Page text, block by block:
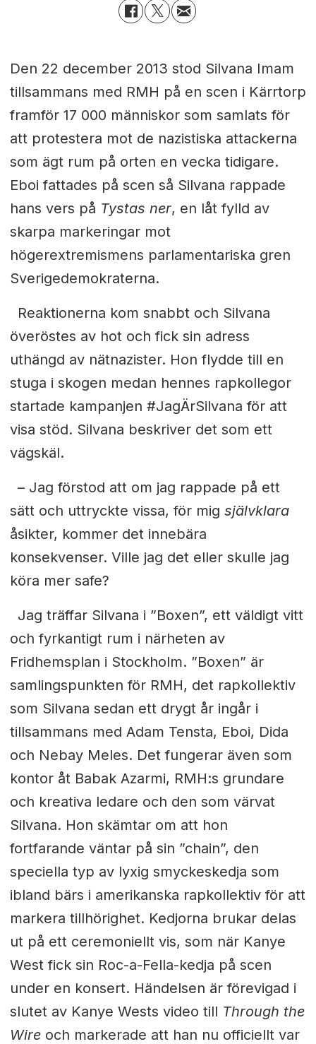
Den 22 december 2013 stod Silvana Imam
tillsammans med RMH på en scen i Kärrtorp
framför 17 000 människor som samlats för
att protestera mot de nazistiska attackerna
som ägt rum på orten en vecka tidigare.
Eboi fattades på scen så Silvana rappade
hans vers på Tystas ner, en låt fylld av
skarpa markeringar mot
högerextremismens parlamentariska gren
Sverigedemokraterna.
Reaktionerna kom snabbt och Silvana
överöstes av hot och fick sin adress
uthängd av nätnazister. Hon flydde till en
stuga i skogen medan hennes rapkollegor
startade kampanjen #JagÄrSilvana för att
visa stöd. Silvana beskriver det som ett
vägskäl.
– Jag förstod att om jag rappade på ett
sätt och uttryckte vissa,för mig självklara
åsikter, kommer det innebära
konsekvenser. Ville jag det eller skulle jag
köra mer safe?
Jag träffar Silvana i ”Boxen”, ett väldigt vitt
och fyrkantigt rum i närheten av
Fridhemsplan i Stockholm. ”Boxen” är
samlingspunkten för RMH, det rapkollektiv
som Silvana sedan ett drygt år ingår i
tillsammans med Adam Tensta, Eboi, Dida
och Nebay Meles. Det fungerar även som
kontor åt Babak Azarmi, RMH:s grundare
och kreativa ledare och den som värvat
Silvana. Hon skämtar om att hon
fortfarande väntar på sin ”chain”, den
speciella typ av lyxig smyckeskedja som
ibland bärs i amerikanska rapkollektiv för att
markera tillhörighet. Kedjorna brukar delas
ut på ett ceremoniellt vis, som när Kanye
West fick sin Roc-a-Fella-kedja på scen
under en konsert. Händelsen är förevigad i
slutet av Kanye Wests video till Through the
Wireoch markerade att han nu officiellt var